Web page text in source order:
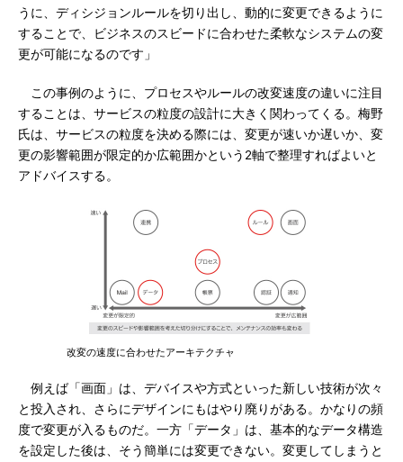
うに、ディシジョンルールを切り出し、動的に変更できるように
することで、ビジネスのスビードに合わせた柔軟なシステムの変
更が可能になるのです」
この事例のように、プロセスやルールの改変速度の違いに注目
することは、サービスの粒度の設計に大きく関わってくる。梅野
氏は、サービスの粒度を決める際には、変更が速いか遅いか、変
更の影響範囲が限定的か広範囲かという2軸で整理すればよいと
アドバイスする。
改変の速度に合わせたアーキテクチャ
例えば「画面」は、デバイスや方式といった新しい技術が次々
と投入され、さらにデザインにもはやり廃りがある。かなりの頻
度で変更が入るものだ。一方「データ」は、基本的なデータ構造
を設定した後は、そう簡単には変更できない。変更してしまうと